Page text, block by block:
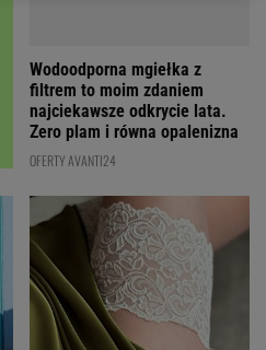
Zero plam i równa opalenizna
OFERTY AVANTI24
Wygląda zmysłowo jak